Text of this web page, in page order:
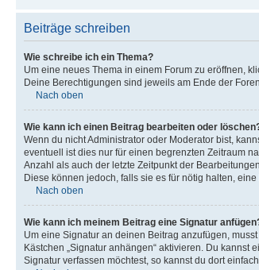
Beiträge schreiben
Wie schreibe ich ein Thema?
Um eine neues Thema in einem Forum zu eröffnen,
Deine Berechtigungen sind jeweils am Ende der
Nach oben
Wie kann ich einen Beitrag bearbeiten oder
Wenn du nicht Administrator oder Moderator bist,
eventuell ist dies nur für einen begrenzten Zeitraum
Anzahl als auch der letzte Zeitpunkt der
Diese können jedoch, falls sie es für nötig halten,
Nach oben
Wie kann ich meinem Beitrag eine Signatur
Um eine Signatur an deinen Beitrag anzufügen,
Kästchen „Signatur anhängen“ aktivieren. Du
Signatur verfassen möchtest, so kannst du dort